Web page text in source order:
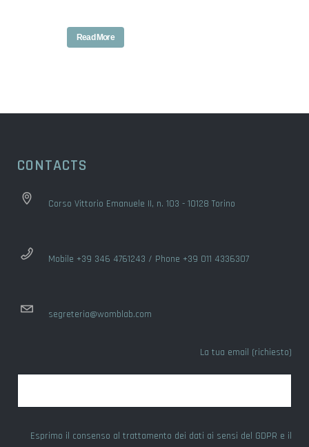
Read More
CONTACTS
Corso Vittorio Emanuele II, n. 103 - 10128 Torino
Mobile +39 346 4761243 / Phone +39 011 4336307
segreteria@womblab.com
La tua email (richiesto)
Esprimo il consenso al trattamento dei dati ai sensi del GDPR e il